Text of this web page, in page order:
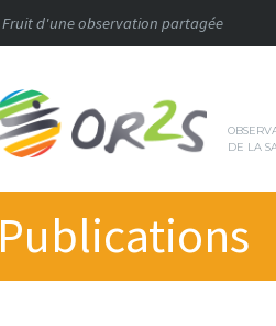
Fruit d'une observation partagée
DE LA
Publications